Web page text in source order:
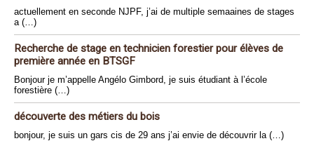
actuellement en seconde NJPF, j’ai de multiple semaaines de stages
a (…)
Recherche de stage en technicien forestier pour élèves de
première année en BTSGF
Bonjour je m’appelle Angélo Gimbord, je suis étudiant à l’école
forestière (…)
découverte des métiers du bois
bonjour, je suis un gars cis de 29 ans j’ai envie de découvrir la (…)